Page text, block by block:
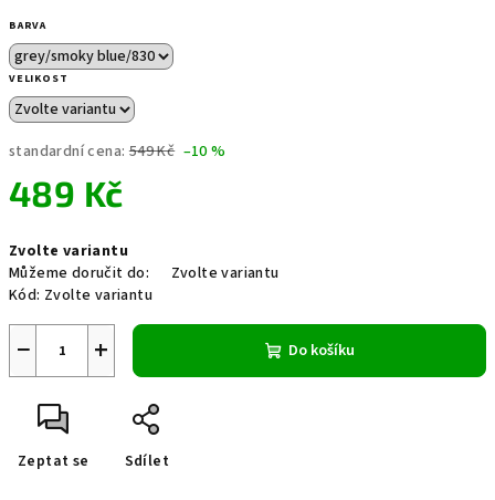
BARVA
VELIKOST
standardní cena: 549 Kč –10 %
489 Kč
cena:
Zvolte variantu
Můžeme doručit do:
Zvolte variantu
Kód: Zvolte variantu
+
− Do košíku
Zeptat se Sdílet